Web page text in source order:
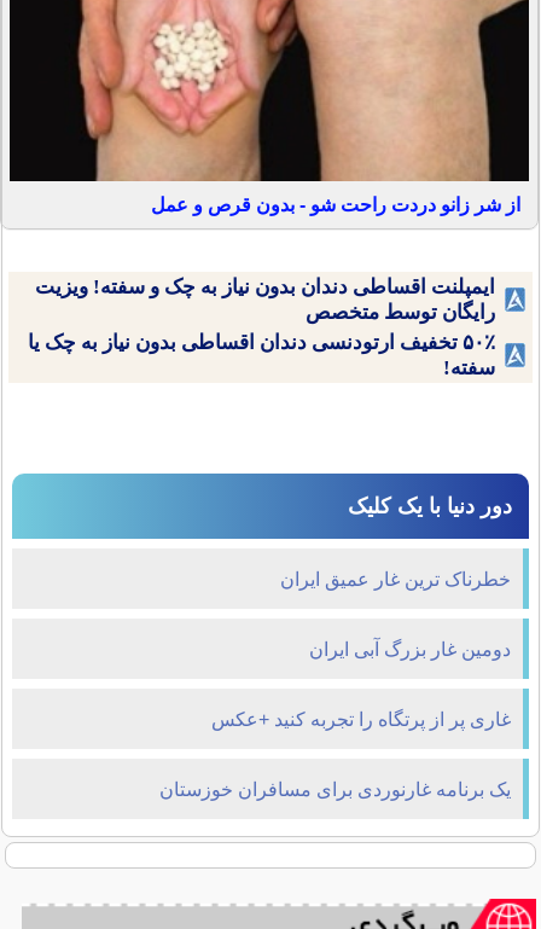
از شر زانو دردت راحت شو - بدون قرص و عمل
ایمپلنت اقساطی دندان بدون نیاز به چک و سفته! ویزیت
رایگان توسط متخصص
۵۰٪ تخفیف ارتودنسی دندان اقساطی بدون نیاز به چک یا
سفته!
دور دنیا با یک کلیک
خطرناک ترین غار عمیق ایران
دومین غار بزرگ آبی ایران
غاری پر از پرتگاه را تجربه کنید +عکس
یک برنامه غارنوردی برای مسافران خوزستان